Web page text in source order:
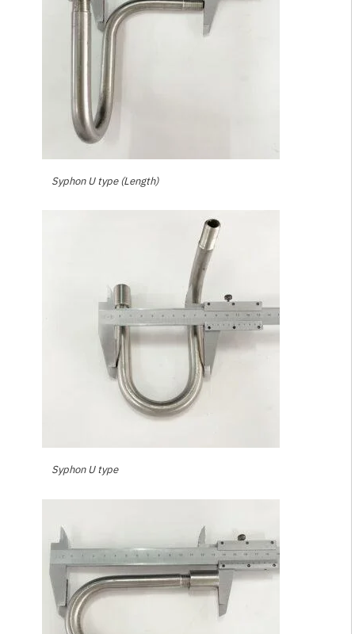
Syphon U type (Length)
Syphon U type